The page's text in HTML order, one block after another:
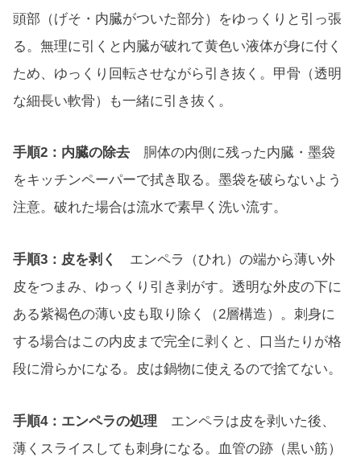
頭部（げそ・内臓がついた部分）をゆっくりと引っ張
る。無理に引くと内臓が破れて黄色い液体が身に付く
ため、ゆっくり回転させながら引き抜く。甲骨（透明
な細長い軟骨）も一緒に引き抜く。
手順2：内臓の除去 胴体の内側に残った内臓・墨袋
をキッチンペーパーで拭き取る。墨袋を破らないよう
注意。破れた場合は流水で素早く洗い流す。
手順3：皮を剥く
エンペラ（ひれ）の端から薄い外
皮をつまみ、ゆっくり引き剥がす。透明な外皮の下に
ある紫褐色の薄い皮も取り除く（2層構造）。刺身に
する場合はこの内皮まで完全に剥くと、口当たりが格
段に滑らかになる。皮は鍋物に使えるので捨てない。
手順4：エンペラの処理 エンペラは皮を剥いた後、
薄くスライスしても刺身になる。血管の跡（黒い筋）